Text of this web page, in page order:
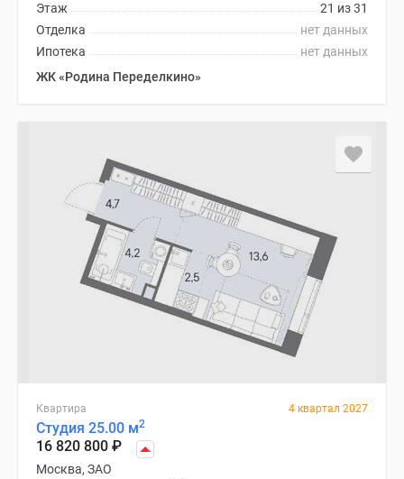
21 из 31
Этаж
нет данных
Отделка
нет данных
Ипотека
ЖК «Родина Переделкино»
Квартира 4 квартал 2027
Студия 25.00 м2
16 820 800 ₽
Москва, ЗАО